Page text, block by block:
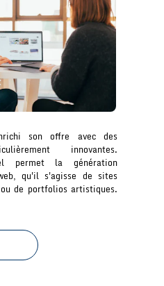
son offre avec des
innovantes.
permet la génération
qu'il s'agisse de sites
de portfolios artistiques.